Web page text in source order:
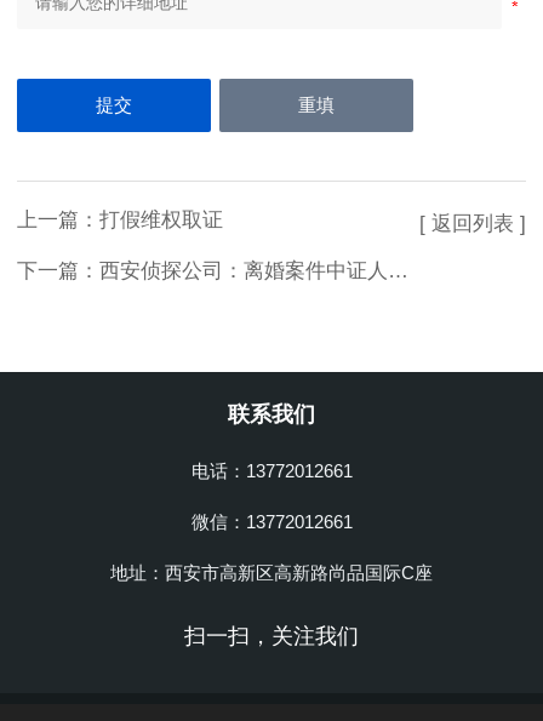
上一篇： 打假维权取证
下一篇： 西安侦探公司：离婚案件中证人的条件
[ 返回列表 ]
联系我们
电话：13772012661
微信：13772012661
地址：西安市高新区高新路尚品国际C座
扫一扫，关注我们